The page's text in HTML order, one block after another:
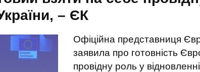
– ЄК
Офіційна представниця
заявила про готовність
провідну роль у